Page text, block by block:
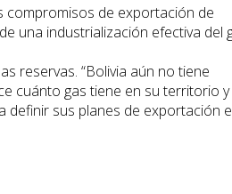
compromisos de exportación de
una industrialización efectiva del
reservas. “Bolivia aún no tiene
cuánto gas tiene en su territorio y
definir sus planes de exportación e